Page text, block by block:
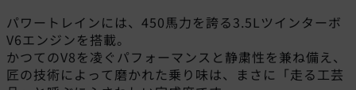
パワートレインには、450馬力を誇る3.5Lツインターボ
V6エンジンを搭載。
かつてのV8を凌ぐパフォーマンスと静粛性を兼ね備え、
匠の技術によって磨かれた乗り味は、まさに「走る工芸